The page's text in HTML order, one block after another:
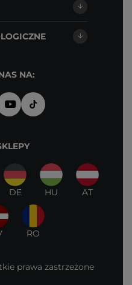
NA:
DE HU AT
RO
prawa zastrzeżone